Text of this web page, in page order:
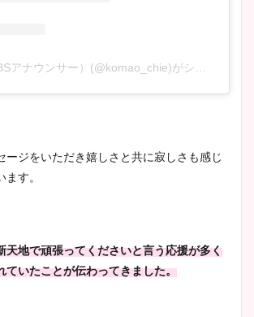
ージをいただき嬉しさと共に寂しさも感じ
す。
天地で頑張ってくださいと言う応援が多く
ていたことが伝わってきました。